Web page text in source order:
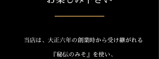
当店は、大正六年の創業時から受け継がれる
『秘伝のみそ』を使い、